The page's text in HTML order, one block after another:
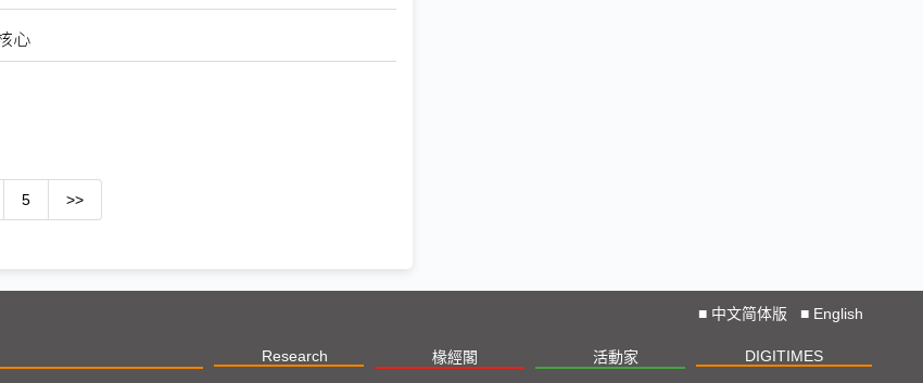
心
5 >>
■ 中文简体版 ■ English
Research 椽經閣 活動家 DIGITIMES